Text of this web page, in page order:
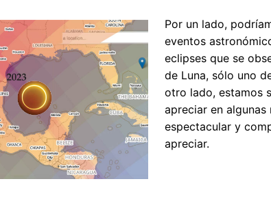
Por un lado,
eventos
eclipses que se
de Luna, sólo uno
otro lado, estamos
apreciar en algunas
espectacular y
apreciar.